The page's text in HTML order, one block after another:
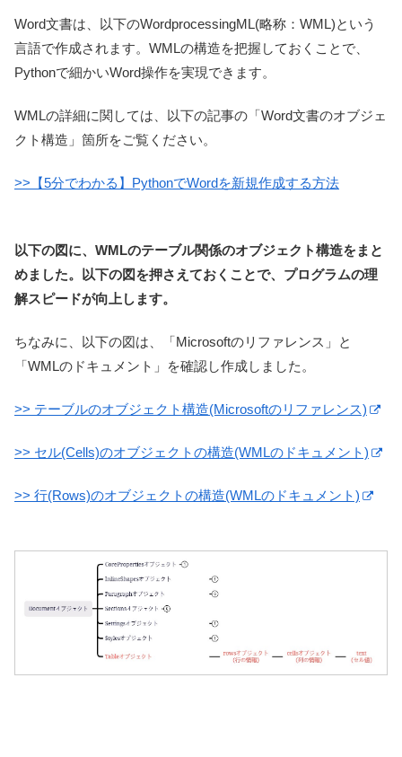
Word文書は、以下のWordprocessingML(略称：WML)という
言語で作成されます。WMLの構造を把握しておくことで、
Pythonで細かいWord操作を実現できます。
WMLの詳細に関しては、以下の記事の「Word文書のオブジェ
クト構造」箇所をご覧ください。
>>【5分でわかる】PythonでWordを新規作成する方法
以下の図に、WMLのテーブル関係のオブジェクト構造をまと
めました。以下の図を押さえておくことで、プログラムの理
解スピードが向上します。
ちなみに、以下の図は、「Microsoftのリファレンス」と
「WMLのドキュメント」を確認し作成しました。
>> テーブルのオブジェクト構造(Microsoftのリファレンス)
>> セル(Cells)のオブジェクトの構造(WMLのドキュメント)
>> 行(Rows)のオブジェクトの構造(WMLのドキュメント)